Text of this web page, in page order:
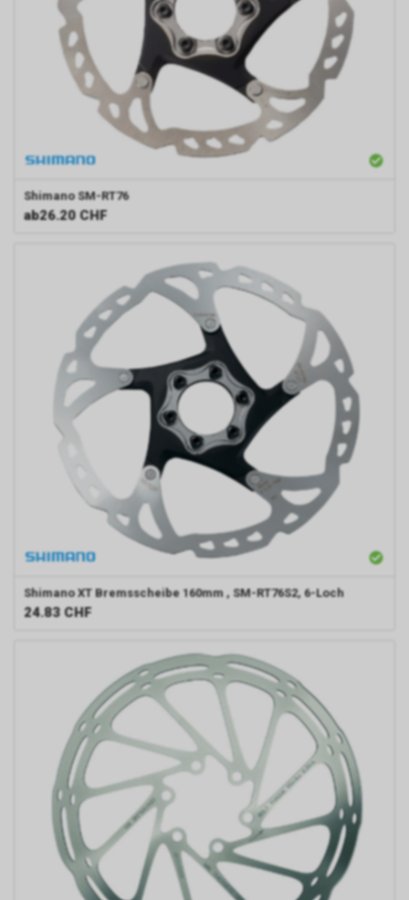
Shimano SM-RT76
ab26.20 CHF
Shimano XT Bremsscheibe 160mm , SM-RT76S2, 6-Loch
24.83 CHF